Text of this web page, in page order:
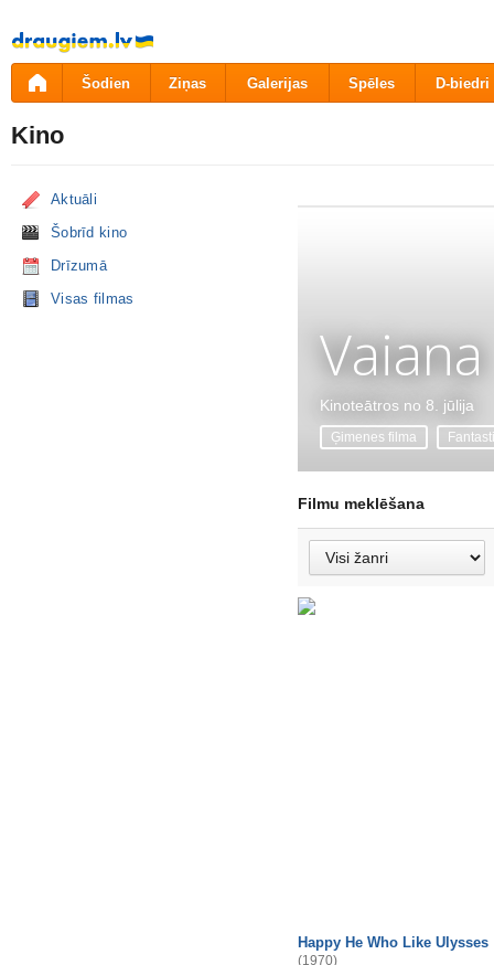
Pāriet
uz
saturu
Šodien Ziņas Galerijas Spēles D-biedri
Kino
Aktuāli
Šobrīd kino
Drīzumā
Visas filmas
Vaiana
Kinoteātros no 8. jūlija
Ģimenes filma
Filmu meklēšana
Happy He Who Like Ulysses
(1970)